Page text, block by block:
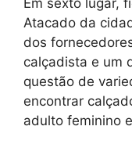
Em sexto lugar,
Atacado da
dos
calçadista e um
questão de
encontrar
adulto feminino